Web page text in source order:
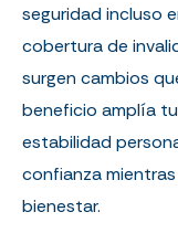
seguridad incluso
cobertura de
surgen cambios
beneficio amplía
estabilidad
confianza
bienestar.